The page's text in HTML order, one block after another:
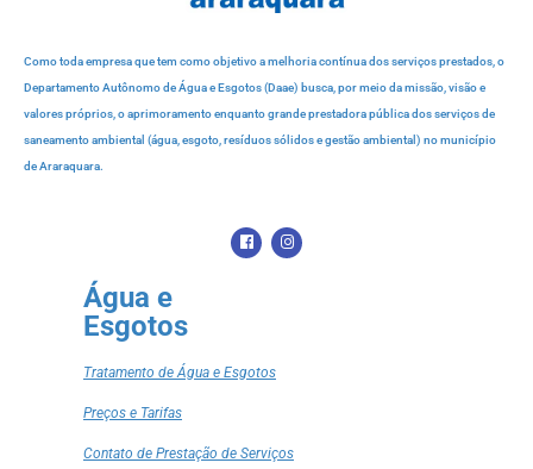
Como toda empresa que tem como objetivo a melhoria contínua dos serviços prestados, o
Departamento Autônomo de Água e Esgotos (Daae) busca, por meio da missão, visão e
valores próprios, o aprimoramento enquanto grande prestadora pública dos serviços de
saneamento ambiental (água, esgoto, resíduos sólidos e gestão ambiental) no município
de Araraquara.
Água e
Esgotos
Tratamento de Água e Esgotos
Preços e Tarifas
Contato de Prestação de Serviços